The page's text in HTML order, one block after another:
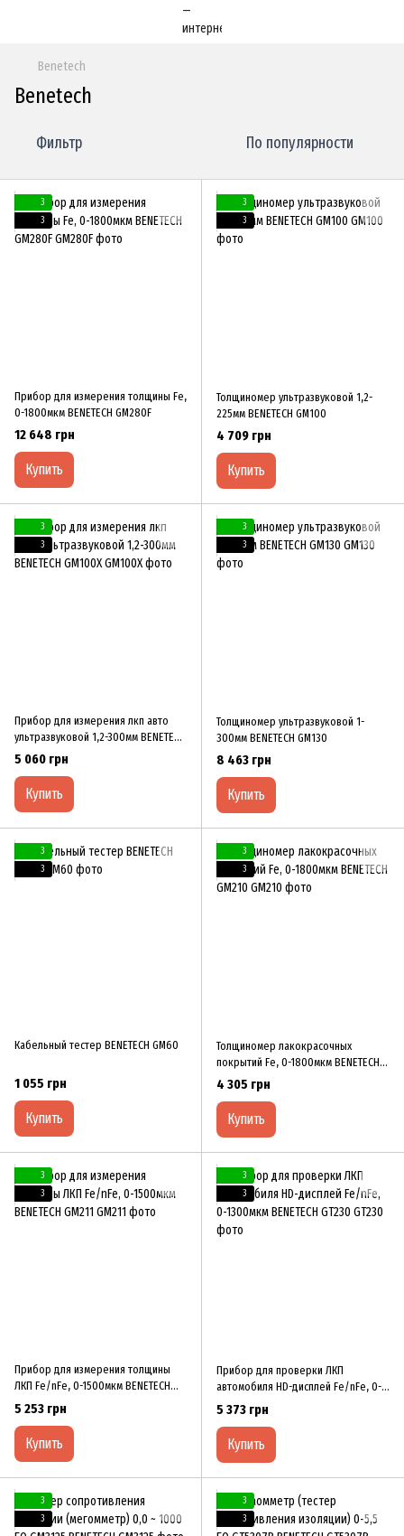
Benetech
Benetech
Фильтр По популярности
3
3
Прибор для измерения толщины Fe,
0-1800мкм BENETECH GM280F
12 648 грн
Купить
3
3
Толщиномер ультразвуковой 1,2-
225мм BENETECH GM100
4 709 грн
Купить
3
3
Прибор для измерения лкп авто
ультразвуковой 1,2-300мм BENETECH
GM100X
5 060 грн
Купить
3
3
Толщиномер ультразвуковой 1-
300мм BENETECH GM130
8 463 грн
Купить
3
3
Кабельный тестер BENETECH GM60
1 055 грн
Купить
3
3
Толщиномер лакокрасочных
покрытий Fe, 0-1800мкм BENETECH
GM210
4 305 грн
Купить
3
3
Прибор для измерения толщины
ЛКП Fe/nFe, 0-1500мкм BENETECH
GM211
5 253 грн
Купить
3
3
Прибор для проверки ЛКП
автомобиля HD-дисплей Fe/nFe, 0-
1300мкм BENETECH GT230
5 373 грн
Купить
3
3
3
3